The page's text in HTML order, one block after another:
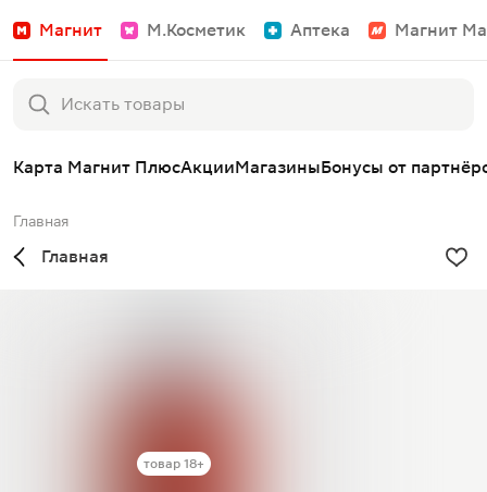
Магнит М.Косметик Аптека Магнит
Карта Магнит ПлюсАкцииМагазиныБонусы от
Главная
Главная
товар 18+